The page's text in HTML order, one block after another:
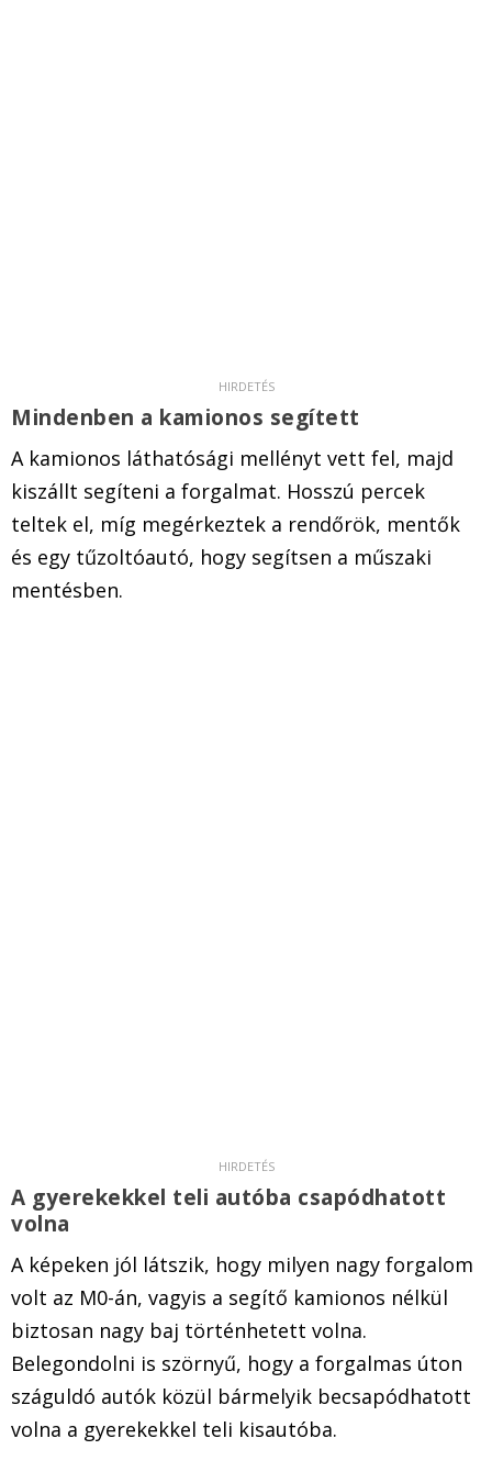
Mindenben a kamionos segített
A kamionos láthatósági mellényt vett fel, majd
kiszállt segíteni a forgalmat. Hosszú percek
teltek el, míg megérkeztek a rendőrök, mentők
és egy tűzoltóautó, hogy segítsen a műszaki
mentésben.
A gyerekekkel teli autóba csapódhatott
volna
A képeken jól látszik, hogy milyen nagy forgalom
volt az M0-án, vagyis a segítő kamionos nélkül
biztosan nagy baj történhetett volna.
Belegondolni is szörnyű, hogy a forgalmas úton
száguldó autók közül bármelyik becsapódhatott
volna a gyerekekkel teli kisautóba.